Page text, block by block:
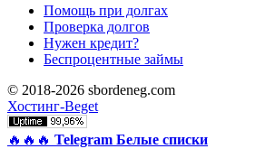
Помощь при долгах
Проверка долгов
Нужен кредит?
Беспроцентные займы
© 2018-2026 sbordeneg.com
Хостинг-Beget
🔥🔥🔥 Telegram Белые списки